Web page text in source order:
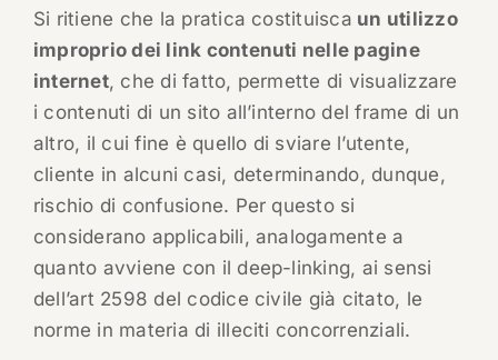
Si ritiene che la pratica costituisca un utilizzo
improprio dei link contenuti nelle pagine
internet, che di fatto, permette di visualizzare
i contenuti di un sito all’interno del frame di un
altro, il cui fine è quello di sviare l’utente,
cliente in alcuni casi, determinando, dunque,
rischio di confusione. Per questo si
considerano applicabili, analogamente a
quanto avviene con il deep-linking, ai sensi
dell’art 2598 del codice civile già citato, le
norme in materia di illeciti concorrenziali.